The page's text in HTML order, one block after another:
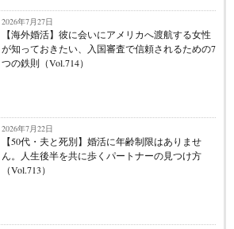
2026年7月27日
【海外婚活】彼に会いにアメリカへ渡航する女性
が知っておきたい、入国審査で信頼されるための7
つの鉄則（Vol.714）
2026年7月22日
【50代・夫と死別】婚活に年齢制限はありませ
ん。人生後半を共に歩くパートナーの見つけ方
（Vol.713）